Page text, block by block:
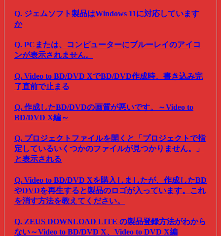
Q. ジェムソフト製品はWindows 11に対応しています
か
Q. PCまたは、コンピューターにブルーレイのアイコ
ンが表示されません。
Q. Video to BD/DVD XでBD/DVD作成時、書き込み完
了直前で止まる
Q. 作成したBD/DVDの画質が悪いです。～Video to
BD/DVD X編～
Q. プロジェクトファイルを開くと「プロジェクトで指
定しているいくつかのファイルが見つかりません。」
と表示される
Q. Video to BD/DVD Xを購入しましたが、作成したBD
やDVDを再生すると製品のロゴが入っています。これ
を消す方法を教えてください。
Q. ZEUS DOWNLOAD LITE の製品登録方法がわから
ない～Video to BD/DVD X、Video to DVD X編